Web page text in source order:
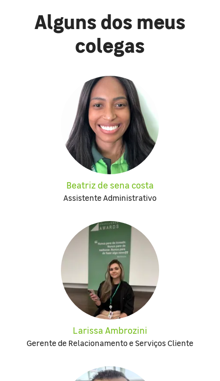
Alguns dos meus
colegas
Beatriz de sena costa
Assistente Administrativo
Larissa Ambrozini
Gerente de Relacionamento e Serviços Cliente